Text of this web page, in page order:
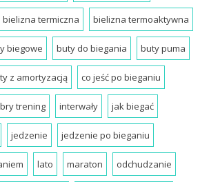
bielizna termiczna bielizna termoaktywna
biegowe buty do biegania buty puma
z amortyzacją co jeść po bieganiu
trening interwały jak biegać
jedzenie jedzenie po bieganiu
lato maraton odchudzanie